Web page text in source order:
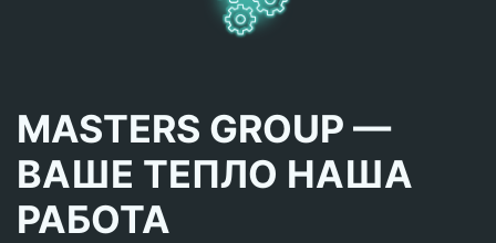
MASTERS GROUP —
ВАШЕ ТЕПЛО НАША
РАБОТА